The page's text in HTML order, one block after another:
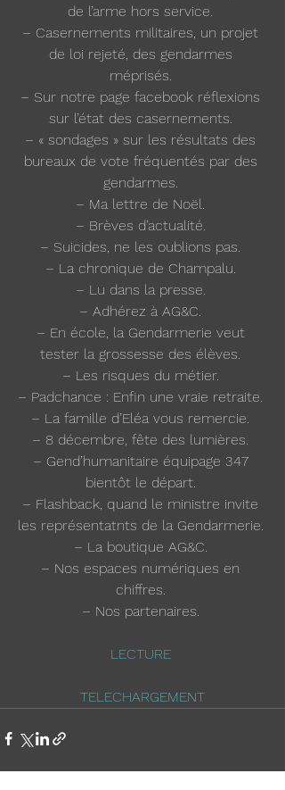
de l’arme hors service.
– Casernements militaires, un projet
de loi rejeté, des gendarmes
méprisés.
– Sur notre page facebook réflexions
sur l’état des casernements.
– « sondages » sur les résultats des
bureaux de vote fréquentés par des
gendarmes.
– Ma lettre de Noël.
– Brèves d’actualité.
– Suicides, ne les oublions pas.
– La chronique de Champalu.
– Lu dans la presse.
– Adhérez à AG&C.
– En école, la Gendarmerie veut
tester la grossesse des élèves.
– Les risques du métier.
– Padchance : Enfin une vraie retraite.
– La famille d’Eléa vous remercie.
– 8 décembre, fête des lumières.
– Gend’humanitaire équipage 347
bientôt le départ.
– Flashback, quand le ministre invite
les représentatnts de la Gendarmerie.
– La boutique AG&C.
– Nos espaces numériques en
chiffres.
– Nos partenaires.
LECTURE
TELECHARGEMENT